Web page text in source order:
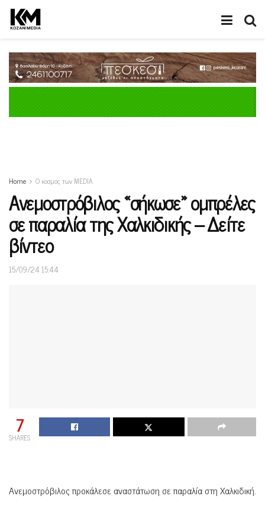
Home Ο κοσμος των MEDIA
Ανεμοστρόβιλος «σήκωσε» ομπρέλες
σε παραλία της Χαλκιδικής – Δείτε
βίντεο
15/09/24 15:44
7
SHARES
Ανεμοστρόβιλος προκάλεσε αναστάτωση σε παραλία στη Χαλκιδική.